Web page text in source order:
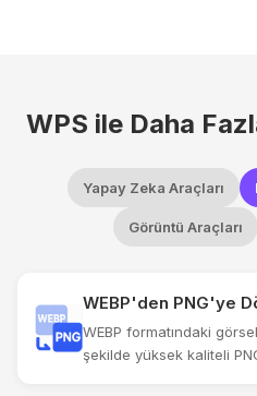
WPS ile Daha
Yapay Zeka Araçları
Görüntü Araçları
WEBP'den PNG'ye
WEBP formatındaki
şekilde yüksek kaliteli